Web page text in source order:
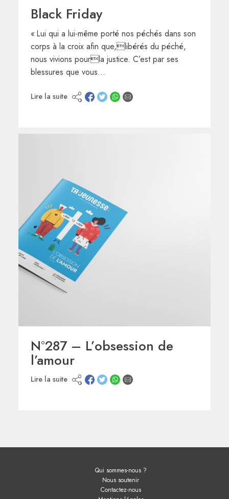
Black Friday
« Lui qui a lui-même porté nos péchés dans son
corps à la croix afin que,libérés du péché,
nous vivions pourla justice. C’est par ses
blessures que vous…
Lire la suite
N°287 – L’obsession de
l’amour
Lire la suite
Qui sommes-nous ?
Nous soutenir
Contactez-nous